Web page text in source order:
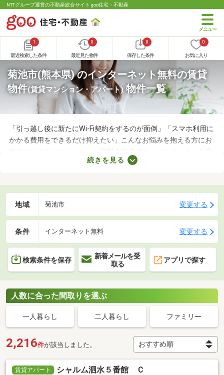
NTTグループ運営の不動産総合サイト goo住宅・不動産
1
最近検索した条件
0
最近見た物件
0
保存した条件
0
お気に入り
菊池市(熊本県) のインターネット無料の賃貸
物件(賃貸マンション・アパート) 物件一覧
「引っ越し後に新たにWi-Fi契約をするのが面倒」「スマホ利用に
かかる費用をできるだけ抑えたい」こんなお悩みを抱える方にお
すすめなのがインターネット無料の物件です。インターネット完
備の物件なら、新たに回線を契約する必要はありません。通信費
チェックしてみてくださいね。
続きを見る
地域 菊池市 変更する
条件 インターネット無料 変更する
検索条件を保存
新着メールを受
取る
アプリで探す
人数に合った間取りを選ぶ
一人暮らし 二人暮らし ファミリー
2,216件が該当しました。
賃貸アパート シャルム泗水５番館 Ｃ